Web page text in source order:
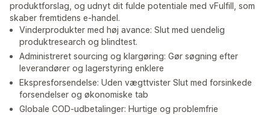
produktforslag, og udnyt dit fulde potentiale med vFulfill, som
skaber fremtidens e-handel.
Vinderprodukter med høj avance: Slut med uendelig
produktresearch og blindtest.
Administreret sourcing og klargøring: Gør søgning efter
leverandører og lagerstyring enklere
Ekspresforsendelse: Uden vægttvister Slut med forsinkede
forsendelser og økonomiske tab
Globale COD-udbetalinger: Hurtige og problemfrie